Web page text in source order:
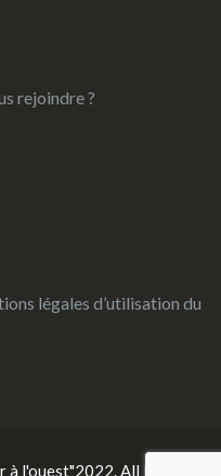
rejoindre ?
légales d’utilisation du
l'ouest"2022. All Rights